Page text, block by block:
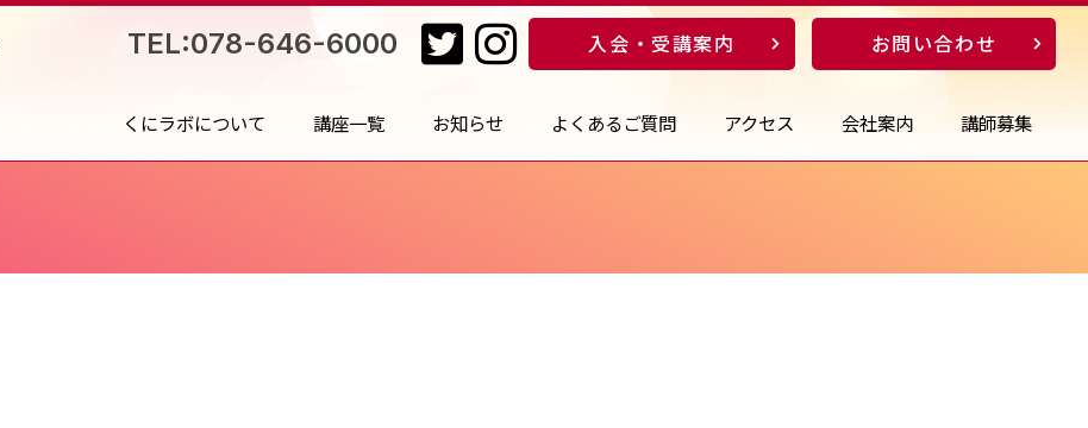
くにラボについて 講座一覧 お知らせ よくあるご質問 アクセス 会社案内 講師募集
TEL:078-646-6000 入会・受講案内 お問い合わせ